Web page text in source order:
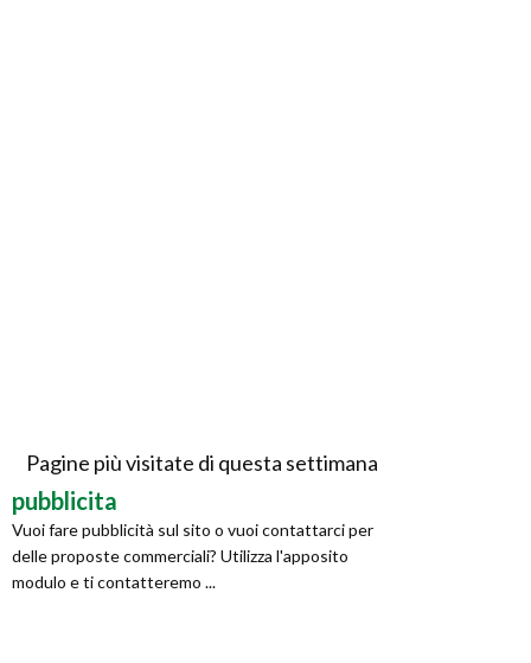
Pagine più visitate di questa settimana
pubblicita
Vuoi fare pubblicità sul sito o vuoi contattarci per
delle proposte commerciali? Utilizza l'apposito
modulo e ti contatteremo ...